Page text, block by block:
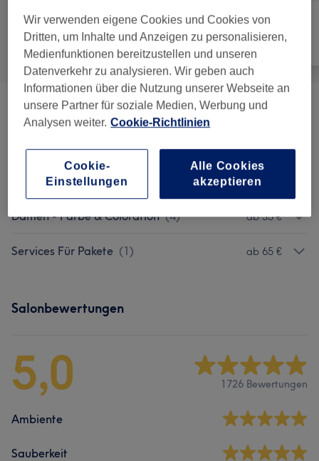
Alle Friseur Gesicht
Damen - Haarschnitte & Stylings (3 ) ab 25 €
Herren - Haarschnitte & Rasuren (9) ab 20 €
Haarkuren & Pflege (2 ab 15 €
Damen - Farbe & Coloration (4) ab 35 €
Services Für Pakete (1) ab 65 €
Salonbewertungen
5,0 1726 Bewertungen
Ambiente
Sauberkeit
Wir verwenden eigene Cookies und Cookies von
Dritten, um Inhalte und Anzeigen zu personalisieren,
Medienfunktionen bereitzustellen und unseren
Datenverkehr zu analysieren. Wir geben auch
Informationen über die Nutzung unserer Webseite an
unsere Partner für soziale Medien, Werbung und
Analysen weiter. Cookie-Richtlinien
Cookie-
Einstellungen
Alle Cookies
akzeptieren